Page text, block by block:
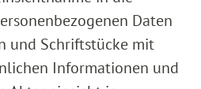
Daten
und Schriftstücke mit
Informationen und